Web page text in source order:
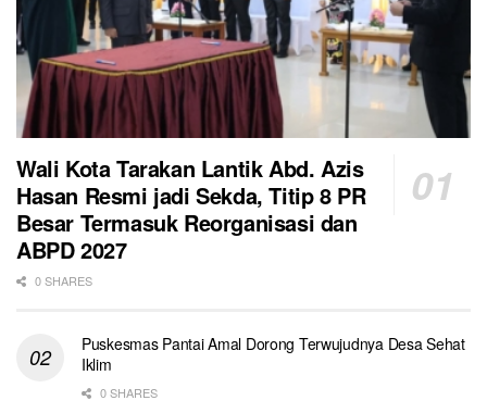
Wali Kota Tarakan Lantik Abd. Azis
Hasan Resmi jadi Sekda, Titip 8 PR
Besar Termasuk Reorganisasi dan
ABPD 2027
0 SHARES
Puskesmas Pantai Amal Dorong Terwujudnya Desa Sehat
Iklim
0 SHARES